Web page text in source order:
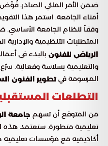
ضمن الأمر الملكي الصادر،
أمناء الجامعة. استمر هذا
وفقاً لنظام الجامعة الأساسي.
المتطلبات التنظيمية
الرياض للفنون بالبدء في
والتعليمية بسلاسة وفعالية.
المرسومة فيتطوير الفنون
التطلعات
من المتوقع أن تسهم جامعة
تعليمية متطورة. ستعتمد هذه
أكاديمية مع مؤسسات تعليمية